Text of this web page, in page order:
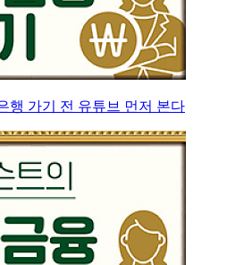
행 가기 전 유튜브 먼저 본다